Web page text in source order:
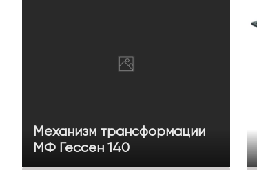
Механизм трансформации
МФ Гессен 140